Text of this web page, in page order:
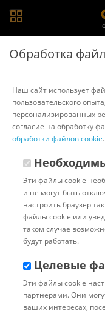
Главная > Каталог
трансформеры > Signal
Журнальный
золотой мат)
Другие товары
Обработка
Наш сайт использует
пользовательского
персонализированных
согласие на обработку
обработки файлов cookie.
Эти файлы cookie
и не могут быть
настроить браузер
файлы cookie или
таком случае
будут работать.
Целевые
Эти файлы cookie
партнерами. Они
ваших интересах,